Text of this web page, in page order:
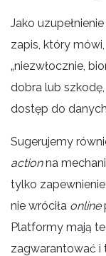
Jako
zapis, który
„niezwłocznie,
dobra lub
dostęp do
Sugerujemy
actionna
tylko
nie wróciła online
Platformy mają
zagwarantować i